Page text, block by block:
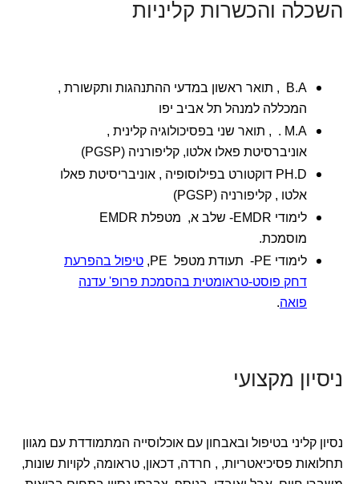
השכלה והכשרות קליניות
B.A , תואר ראשון במדעי ההתנהגות ותקשורת ,
המכללה למנהל תל אביב יפו
M.A . , תואר שני בפסיכולוגיה קלינית ,
אוניברסיטת פאלו אלטו, קליפורניה (PGSP)
PH.D דוקטורט בפילוסופיה , אוניבריסיטת פאלו
אלטו , קליפורניה (PGSP)
לימודי EMDR- שלב א, מטפלת EMDR
מוסמכת.
לימודי PE- תעודת מטפל PE,
טיפול בהפרעת
דחק פוסט-טראומטית בהסמכת פרופ' עדנה
פואה.
ניסיון מקצועי
נסיון קליני בטיפול ובאבחון עם אוכלוסייה המתמודדת עם מגוון
תחלואות פסיכיאטריות, , חרדה, דכאון, טראומה, לקויות שונות,